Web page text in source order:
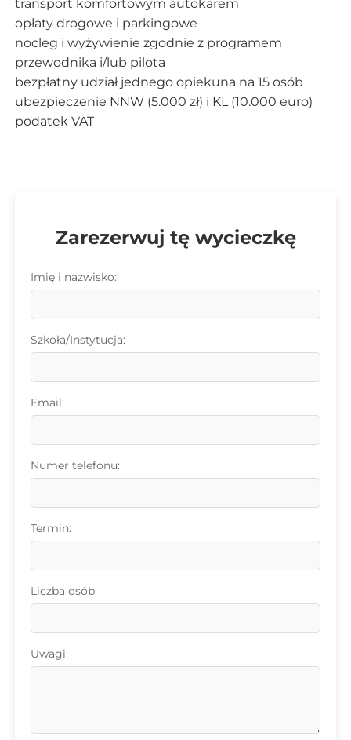
transport komfortowym autokarem
opłaty drogowe i parkingowe
nocleg i wyżywienie zgodnie z programem
przewodnika i/lub pilota
bezpłatny udział jednego opiekuna na 15 osób
ubezpieczenie NNW (5.000 zł) i KL (10.000 euro)
podatek VAT
Zarezerwuj tę wycieczkę
Imię i nazwisko:
Szkoła/Instytucja:
Email:
Numer telefonu:
Termin:
Liczba osób:
Uwagi: